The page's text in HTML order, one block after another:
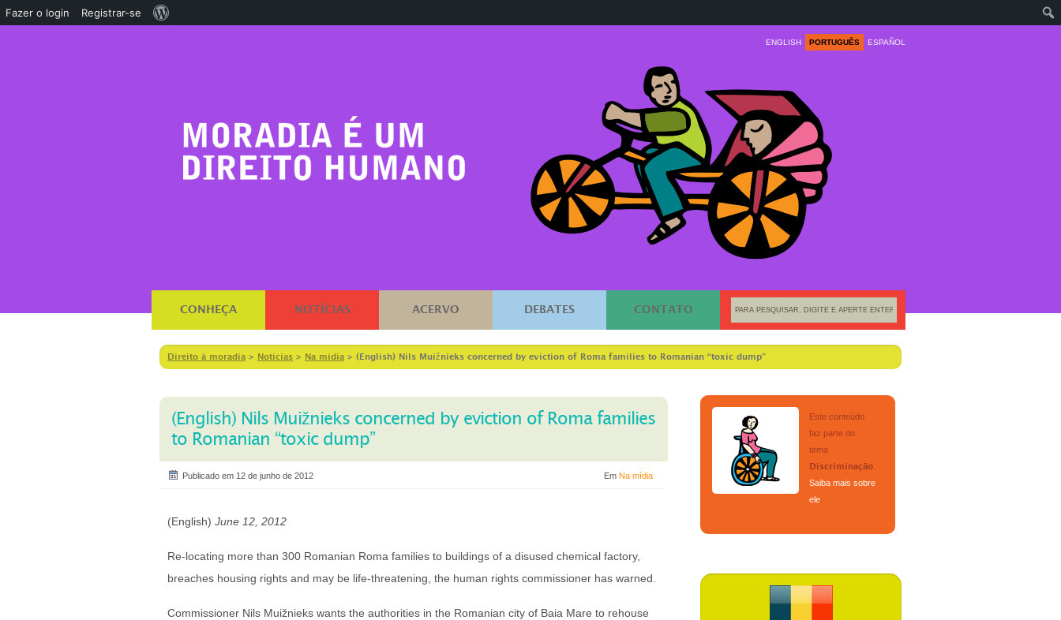
ENGLISH PORTUGUÊS ESPAÑOL
CONHEÇA NOTÍCIAS ACERVO DEBATES CONTATO
Direito à moradia > Notícias > Na mídia > (English) Nils Muižnieks concerned by eviction of Roma families to Romanian “toxic dump”
(English) Nils Muižnieks concerned by eviction of Roma families
to Romanian “toxic dump”
Publicado em 12 de junho de 2012 Em Na mídia
(English) June 12, 2012
Re-locating more than 300 Romanian Roma families to buildings of a disused chemical factory,
breaches housing rights and may be life-threatening, the human rights commissioner has warned.
Commissioner Nils Muižnieks wants the authorities in the Romanian city of Baia Mare to rehouse
Este conteúdo
faz parte do
tema
Discriminação
Saiba mais sobre
ele
Fazer o login Registrar-se